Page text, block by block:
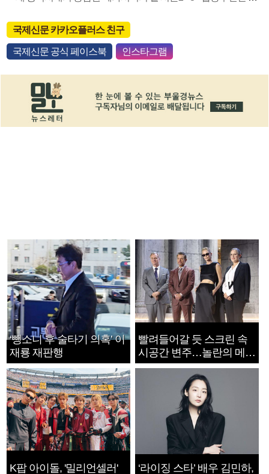
국제신문 카카오플러스 친구
국제신문 공식 페이스북 인스타그램
‘뺑소니 후 술타기 의혹’ 이
재룡 재판행
빨려들어갈 듯 스크린 속
시공간 변주…놀란의 메시
지는 ‘전쟁 속죄’
K팝 아이돌, '밀리언셀러'
‘라이징 스타’ 배우 김민하,